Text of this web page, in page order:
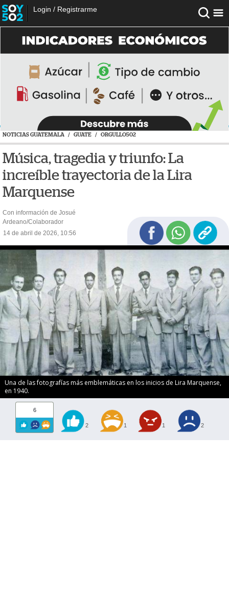
Login / Registrarme
NOTICIAS GUATEMALA / GUATE / ORGULLO502
Música, tragedia y triunfo: La
increíble trayectoria de la Lira
Marquense
Con información de Josué
Ardeano/Colaborador
14 de abril de 2026, 10:56
Una de las fotografías más emblemáticas en los inicios de Lira Marquense,
en 1940.
6
2 1 1 2